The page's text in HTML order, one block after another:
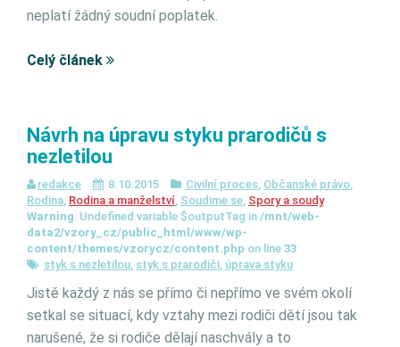
neplatí žádný soudní poplatek.
Celý článek
Návrh na úpravu styku prarodičů s
nezletilou
redakce 8.10.2015 Civilní proces, Občanské právo,
Rodina, Rodina a manželství, Soudime se, Spory a soudy
Warning: Undefined variable $outputTag in /mnt/web-
data2/vzory_cz/public_html/www/wp-
content/themes/vzorycz/content.php on line 33
styk s nezletilou, styk s prarodiči, úprava styku
Jistě každý z nás se přímo či nepřímo ve svém okolí
setkal se situací, kdy vztahy mezi rodiči dětí jsou tak
narušené, že si rodiče dělají naschvály a to